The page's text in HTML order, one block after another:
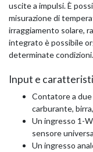
uscite a impulsi. È
misurazione di
irraggiamento solare,
integrato è possibile
determinate condizioni.
Input e
Contatore a due
carburante,
Un ingresso 1-
sensore
Un ingresso